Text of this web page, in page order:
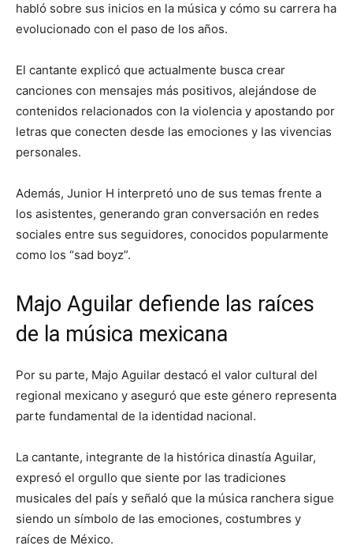
habló sobre sus inicios en la música y cómo su carrera ha
evolucionado con el paso de los años.
El cantante explicó que actualmente busca crear
canciones con mensajes más positivos, alejándose de
contenidos relacionados con la violencia y apostando por
letras que conecten desde las emociones y las vivencias
personales.
Además, Junior H interpretó uno de sus temas frente a
los asistentes, generando gran conversación en redes
sociales entre sus seguidores, conocidos popularmente
como los “sad boyz”.
Majo Aguilar defiende las raíces
de la música mexicana
Por su parte, Majo Aguilar destacó el valor cultural del
regional mexicano y aseguró que este género representa
parte fundamental de la identidad nacional.
La cantante, integrante de la histórica dinastía Aguilar,
expresó el orgullo que siente por las tradiciones
musicales del país y señaló que la música ranchera sigue
siendo un símbolo de las emociones, costumbres y
raíces de México.